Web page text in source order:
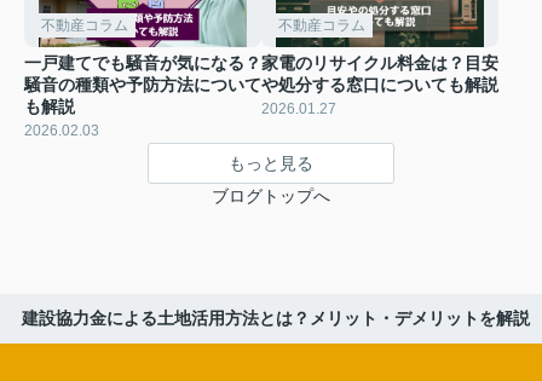
不動産コラム
一戸建てでも騒音が気になる？
騒音の種類や予防方法について
も解説
2026.02.03
不動産コラム
家電のリサイクル料金は？目安
や処分する窓口についても解説
2026.01.27
もっと見る
ブログトップへ
建設協力金による土地活用方法とは？メリット・デメリットを解説